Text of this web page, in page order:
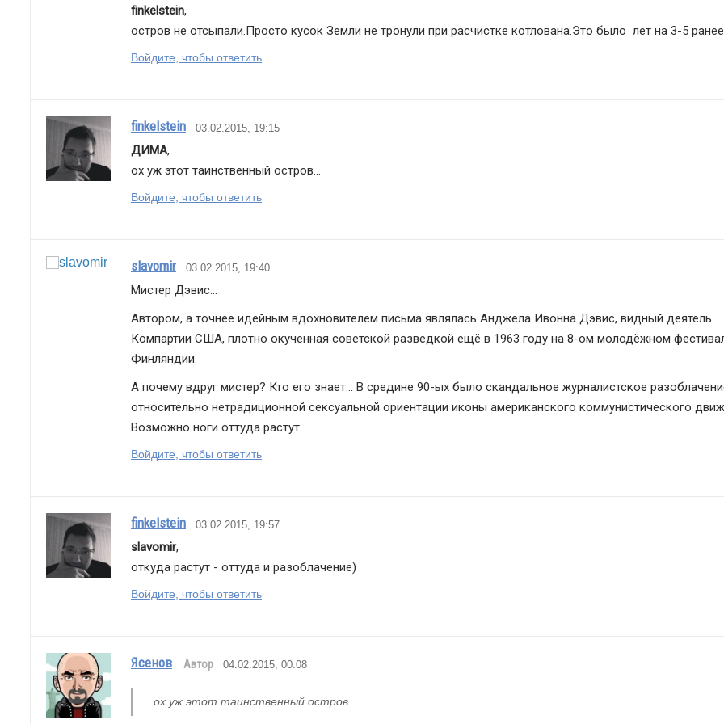
finkelstein,
остров не отсыпали.Просто кусок Земли не тронули при расчистке котлована.Это было  лет на 3-5
Войдите, чтобы ответить
finkelstein 03.02.2015, 19:15
ДИМА,
ох уж этот таинственный остров...
Войдите, чтобы ответить
slavomir 03.02.2015, 19:40
Мистер Дэвис...
Автором, а точнее идейным вдохновителем письма являлась Анджела Ивонна Дэвис, видный деятель
Компартии США, плотно окученная советской разведкой ещё в 1963 году на 8-ом молодёжном
Финляндии.
А почему вдруг мистер? Кто его знает... В средине 90-ых было скандальное журналистское
относительно нетрадиционной сексуальной ориентации иконы американского коммунистического
Возможно ноги оттуда растут.
Войдите, чтобы ответить
finkelstein 03.02.2015, 19:57
slavomir,
откуда растут - оттуда и разоблачение)
Войдите, чтобы ответить
Ясенов Автор 04.02.2015, 00:08
ох уж этот таинственный остров...